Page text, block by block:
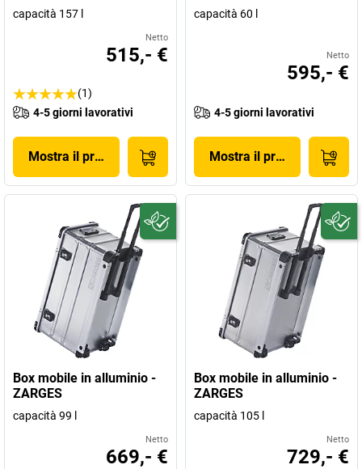
capacità 157 l
Netto
515,- €
(1)
4-5 giorni lavorativi
Mostra il prodotto
capacità 60 l
Netto
595,- €
4-5 giorni lavorativi
Mostra il prodotto
Box mobile in alluminio -
ZARGES
capacità 99 l
Netto
669,- €
Box mobile in alluminio -
ZARGES
capacità 105 l
Netto
729,- €